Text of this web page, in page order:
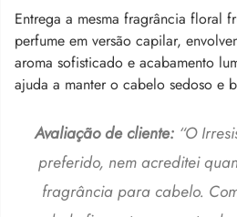
Entrega a mesma fragrância floral
perfume em versão capilar,
aroma sofisticado e acabamento
ajuda a manter o cabelo sedoso e
Avaliação de cliente: “O
preferido, nem acreditei
fragrância para cabelo.